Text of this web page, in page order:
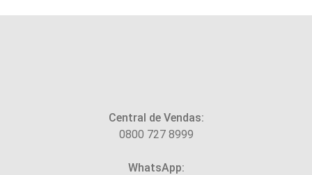
Central de Vendas:
0800 727 8999
WhatsApp: